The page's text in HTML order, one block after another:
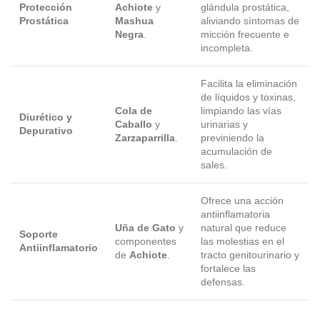
Protección
Prostática
Achiote y
Mashua
Negra
glándula prostática,
aliviando síntomas de
micción frecuente e
incompleta.
Diurético y
Depurativo
Cola de
Caballo y
Zarzaparrilla
Facilita la eliminación
de líquidos y toxinas,
limpiando las vías
urinarias y
previniendo la
acumulación de
sales.
Soporte
Antiinflamatorio
Uña de Gato y
componentes
de Achiote
Ofrece una acción
antiinflamatoria
natural que reduce
las molestias en el
tracto genitourinario y
fortalece las
defensas.